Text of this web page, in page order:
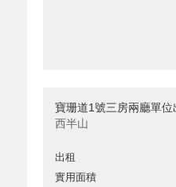
寶珊道1號三房兩廳單位
西半山
出租
實用面積